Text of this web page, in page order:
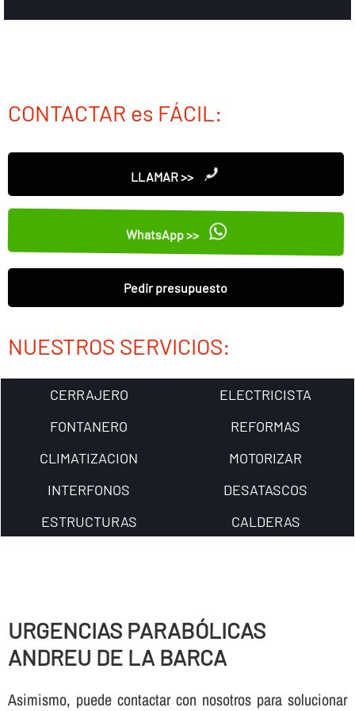
CONTACTAR es FÁCIL:
LLAMAR >>
WhatsApp >>
Pedir presupuesto
NUESTROS SERVICIOS:
CERRAJERO
ELECTRICISTA
FONTANERO
REFORMAS
CLIMATIZACION
MOTORIZAR
INTERFONOS
DESATASCOS
ESTRUCTURAS
CALDERAS
URGENCIAS PARABÓLICAS
ANDREU DE LA BARCA
Asimismo, puede contactar con nosotros para solucionar